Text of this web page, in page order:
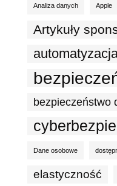
Analiza danych Apple
Artykuły
bezpieczeństwo
Dane osobowe
elastyczność